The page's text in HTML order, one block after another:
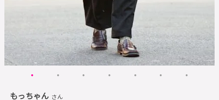
もっちゃん さん